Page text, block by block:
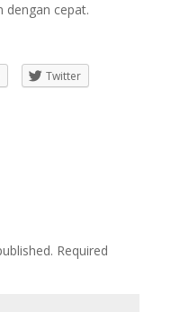
dengan cepat.
Twitter
Required